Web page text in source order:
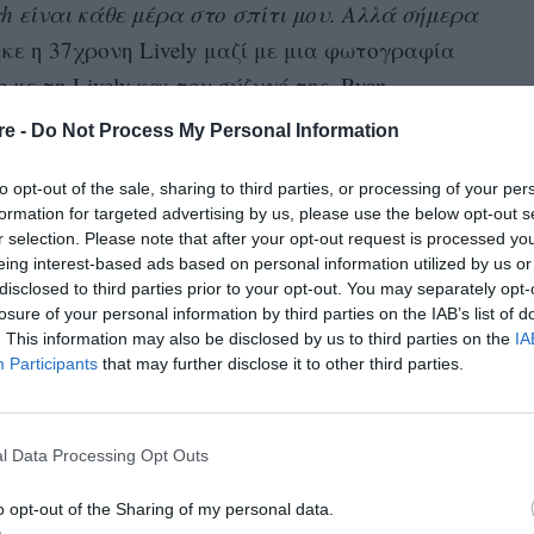
- Do Not Process My Personal Information
opt-out of the sale, sharing to third parties, or processing of your
for targeted advertising by us, please use the below opt-out
selection. Please note that after your opt-out request is processed
interest-based ads based on personal information utilized by us
to third parties prior to your opt-out. You may separately
of your personal information by third parties on the IAB’s list of
This information may also be disclosed by us to third parties on the
Participants that may further disclose it to other third parties.
Data Processing Opt Outs
opt-out of the Sharing of my personal data.
είναι κάθε μέρα στο σπίτι μου. Αλλά σήμερα
η 37χρονη Lively μαζί με μια φωτογραφία
με τη Lively και τον σύζυγό της, Ryan
Δημιουργικά. Πρακτικά.
«Είναι εκεί για σένα στις καλύτερες
Βγάζει από τους πάντες γύρω του τον πιο
εαυτό τους. Σε κάνει να νιώθεις ότι
με αυτόν στη γωνία σου».
δικαιούχος δύο δεκαετιών φιλίας με αυτόν
γενναιόδωρη, ευγενική και ταλαντούχα
αυτό που είναι σήμερα χωρίς εσένα. Σε